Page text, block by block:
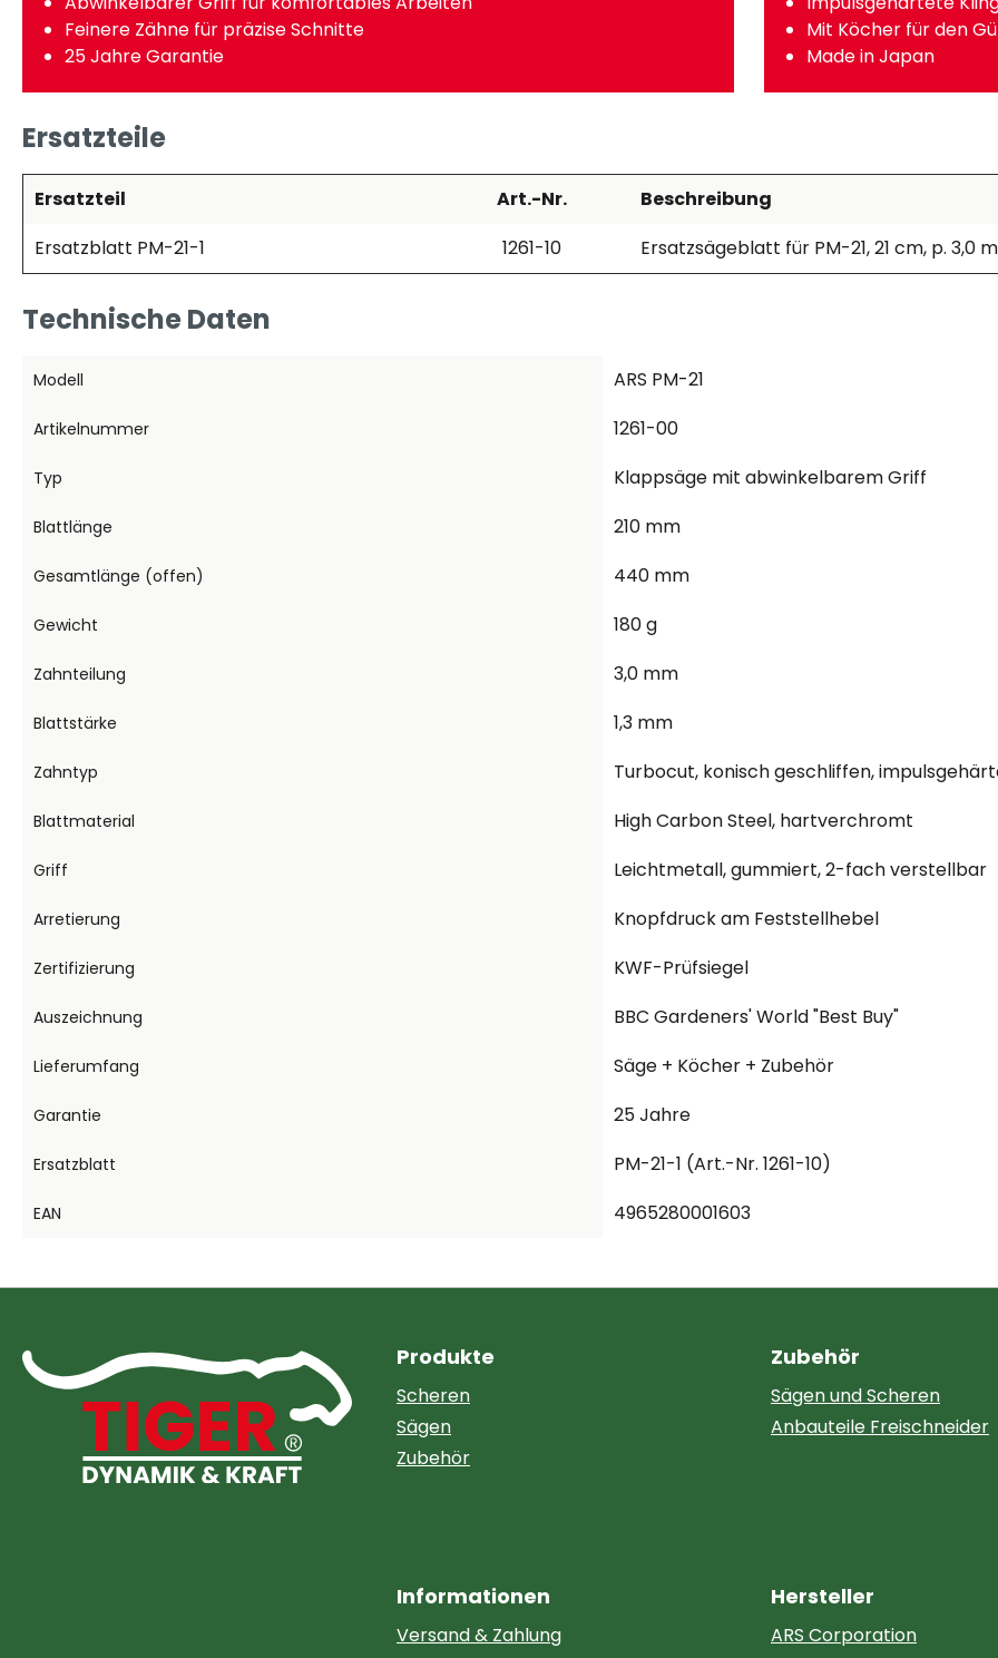
Feinere Zähne für präzise Schnitte
25 Jahre Garantie
Mit Köcher für den
Made in Japan
Ersatzteile
Ersatzteil Art.-Nr.
Beschreibung
Ersatzblatt PM-21-1
1261-10 Ersatzsägeblatt für PM-21, 21 cm, p. 3,0
Technische Daten
Modell ARS PM-21
Artikelnummer 1261-00
Typ Klappsäge mit abwinkelbarem Griff
Blattlänge 210 mm
Gesamtlänge (offen) 440 mm
Gewicht 180 g
Zahnteilung 3,0 mm
Blattstärke 1,3 mm
Zahntyp Turbocut, konisch geschliffen,
Blattmaterial High Carbon Steel, hartverchromt
Griff Leichtmetall, gummiert, 2-fach verstellbar
Arretierung Knopfdruck am Feststellhebel
Zertifizierung KWF-Prüfsiegel
Auszeichnung BBC Gardeners' World "Best Buy"
Lieferumfang Säge + Köcher + Zubehör
Garantie 25 Jahre
Ersatzblatt PM-21-1 (Art.-Nr. 1261-10)
EAN 4965280001603
Produkte
Scheren
Sägen
Zubehör
Zubehör
Sägen und Scheren
Anbauteile Freischneider
Informationen
Versand & Zahlung
Hersteller
ARS Corporation